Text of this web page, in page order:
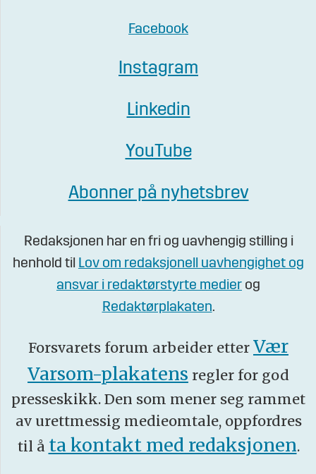
Facebook
Instagram
Linkedin
YouTube
Abonner på nyhetsbrev
Redaksjonen har en fri og uavhengig stilling i
henhold til Lov om redaksjonell uavhengighet og
ansvar i redaktørstyrte medier og
Redaktørplakaten.
Forsvarets forum arbeider etter Vær
Varsom-plakatens regler for god
presseskikk. Den som mener seg rammet
av urettmessig medieomtale, oppfordres
til å ta kontakt med redaksjonen.